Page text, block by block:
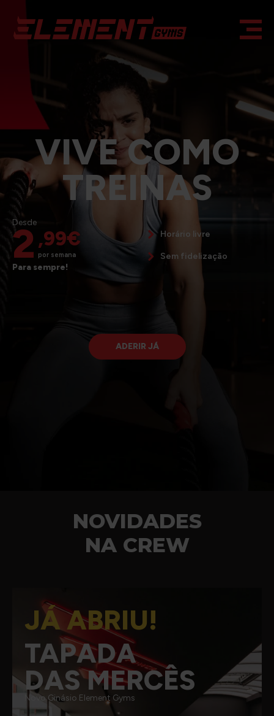
VIVE COMO
TREINAS
Desde
2 ,99€
por semana
Para sempre!
Horário livre
Sem fidelização
ADERIR JÁ
NOVIDADES
NA CREW
JÁ ABRIU!
TAPADA
DAS MERCÊS
Novo Ginásio Element Gyms